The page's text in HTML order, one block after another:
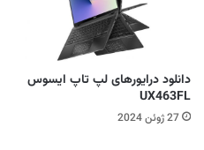
دانلود درایورهای لپ تاپ ایسوس
UX463FL
27 ژوئن 2024